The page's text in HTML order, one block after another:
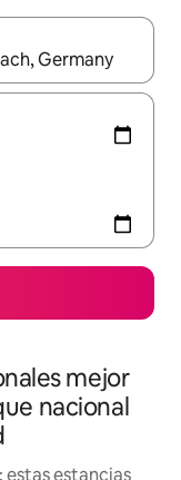
podrás navegar
mejor
nacional
estas estancias